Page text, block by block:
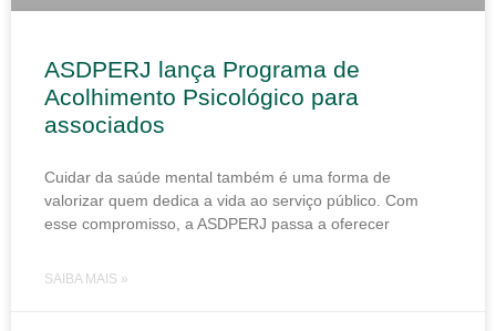
ASDPERJ lança Programa de
Acolhimento Psicológico para
associados
Cuidar da saúde mental também é uma forma de
valorizar quem dedica a vida ao serviço público. Com
esse compromisso, a ASDPERJ passa a oferecer
SAIBA MAIS »